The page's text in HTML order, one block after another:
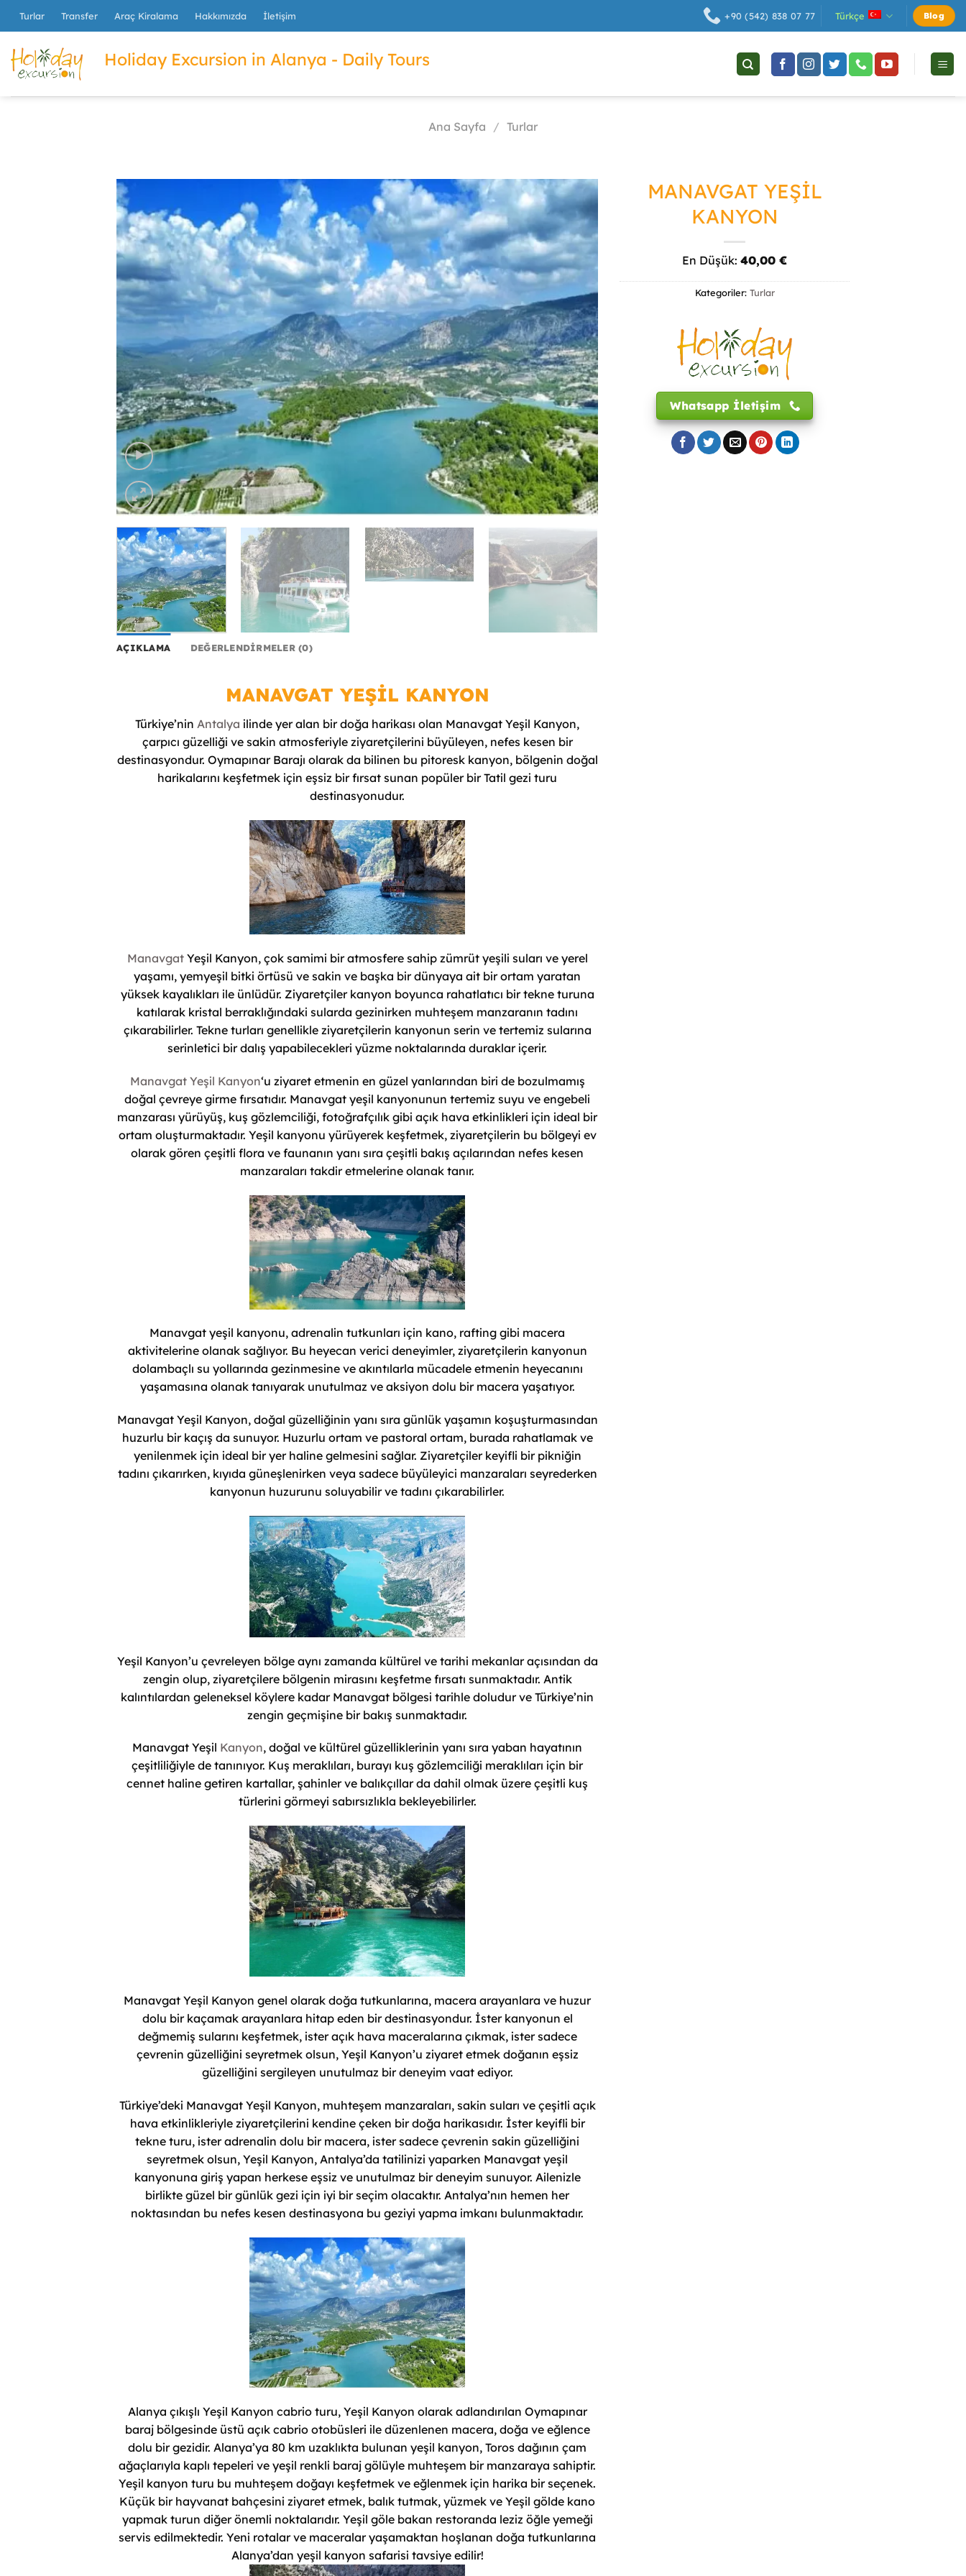
Turlar Transfer Araç Kiralama Hakkımızda İletişim +90 (542) 838 07 77 Türkçe Blog
Holiday Excursion in Alanya - Daily Tours
Ana Sayfa / Turlar
AÇIKLAMA DEĞERLENDIRMELER (0)
MANAVGAT YEŞİL KANYON
Türkiye’nin Antalya ilinde yer alan bir doğa harikası olan Manavgat Yeşil Kanyon,
çarpıcı güzelliği ve sakin atmosferiyle ziyaretçilerini büyüleyen, nefes kesen bir
destinasyondur. Oymapınar Barajı olarak da bilinen bu pitoresk kanyon, bölgenin doğal
harikalarını keşfetmek için eşsiz bir fırsat sunan popüler bir Tatil gezi turu
destinasyonudur.
ManavgatYeşil Kanyon, çok samimi bir atmosfere sahip zümrüt yeşili suları ve yerel
yaşamı, yemyeşil bitki örtüsü ve sakin ve başka bir dünyaya ait bir ortam yaratan
yüksek kayalıkları ile ünlüdür. Ziyaretçiler kanyon boyunca rahatlatıcı bir tekne turuna
katılarak kristal berraklığındaki sularda gezinirken muhteşem manzaranın tadını
çıkarabilirler. Tekne turları genellikle ziyaretçilerin kanyonun serin ve tertemiz sularına
serinletici bir dalış yapabilecekleri yüzme noktalarında duraklar içerir.
Manavgat Yeşil Kanyon‘u ziyaret etmenin en güzel yanlarından biri de bozulmamış
doğal çevreye girme fırsatıdır. Manavgat yeşil kanyonunun tertemiz suyu ve engebeli
manzarası yürüyüş, kuş gözlemciliği, fotoğrafçılık gibi açık hava etkinlikleri için ideal bir
ortam oluşturmaktadır. Yeşil kanyonu yürüyerek keşfetmek, ziyaretçilerin bu bölgeyi ev
olarak gören çeşitli flora ve faunanın yanı sıra çeşitli bakış açılarından nefes kesen
manzaraları takdir etmelerine olanak tanır.
Manavgat yeşil kanyonu, adrenalin tutkunları için kano, rafting gibi macera
aktivitelerine olanak sağlıyor. Bu heyecan verici deneyimler, ziyaretçilerin kanyonun
dolambaçlı su yollarında gezinmesine ve akıntılarla mücadele etmenin heyecanını
yaşamasına olanak tanıyarak unutulmaz ve aksiyon dolu bir macera yaşatıyor.
Manavgat Yeşil Kanyon, doğal güzelliğinin yanı sıra günlük yaşamın koşuşturmasından
huzurlu bir kaçış da sunuyor. Huzurlu ortam ve pastoral ortam, burada rahatlamak ve
yenilenmek için ideal bir yer haline gelmesini sağlar. Ziyaretçiler keyifli bir pikniğin
tadını çıkarırken, kıyıda güneşlenirken veya sadece büyüleyici manzaraları seyrederken
kanyonun huzurunu soluyabilir ve tadını çıkarabilirler.
Yeşil Kanyon’u çevreleyen bölge aynı zamanda kültürel ve tarihi mekanlar açısından da
zengin olup, ziyaretçilere bölgenin mirasını keşfetme fırsatı sunmaktadır. Antik
kalıntılardan geleneksel köylere kadar Manavgat bölgesi tarihle doludur ve Türkiye’nin
zengin geçmişine bir bakış sunmaktadır.
Manavgat Yeşil Kanyon, doğal ve kültürel güzelliklerinin yanı sıra yaban hayatının
çeşitliliğiyle de tanınıyor. Kuş meraklıları, burayı kuş gözlemciliği meraklıları için bir
cennet haline getiren kartallar, şahinler ve balıkçıllar da dahil olmak üzere çeşitli kuş
türlerini görmeyi sabırsızlıkla bekleyebilirler.
Manavgat Yeşil Kanyon genel olarak doğa tutkunlarına, macera arayanlara ve huzur
dolu bir kaçamak arayanlara hitap eden bir destinasyondur. İster kanyonun el
değmemiş sularını keşfetmek, ister açık hava maceralarına çıkmak, ister sadece
çevrenin güzelliğini seyretmek olsun, Yeşil Kanyon’u ziyaret etmek doğanın eşsiz
güzelliğini sergileyen unutulmaz bir deneyim vaat ediyor.
Türkiye’deki Manavgat Yeşil Kanyon, muhteşem manzaraları, sakin suları ve çeşitli açık
hava etkinlikleriyle ziyaretçilerini kendine çeken bir doğa harikasıdır. İster keyifli bir
tekne turu, ister adrenalin dolu bir macera, ister sadece çevrenin sakin güzelliğini
seyretmek olsun, Yeşil Kanyon, Antalya’da tatilinizi yaparken Manavgat yeşil
kanyonuna giriş yapan herkese eşsiz ve unutulmaz bir deneyim sunuyor. Ailenizle
birlikte güzel bir günlük gezi için iyi bir seçim olacaktır. Antalya’nın hemen her
noktasından bu nefes kesen destinasyona bu geziyi yapma imkanı bulunmaktadır.
Alanya çıkışlı Yeşil Kanyon cabrio turu, Yeşil Kanyon olarak adlandırılan Oymapınar
baraj bölgesinde üstü açık cabrio otobüsleri ile düzenlenen macera, doğa ve eğlence
dolu bir gezidir. Alanya’ya 80 km uzaklıkta bulunan yeşil kanyon, Toros dağının çam
ağaçlarıyla kaplı tepeleri ve yeşil renkli baraj gölüyle muhteşem bir manzaraya sahiptir.
Yeşil kanyon turu bu muhteşem doğayı keşfetmek ve eğlenmek için harika bir seçenek.
Küçük bir hayvanat bahçesini ziyaret etmek, balık tutmak, yüzmek ve Yeşil gölde kano
yapmak turun diğer önemli noktalarıdır. Yeşil göle bakan restoranda leziz öğle yemeği
servis edilmektedir. Yeni rotalar ve maceralar yaşamaktan hoşlanan doğa tutkunlarına
Alanya’dan yeşil kanyon safarisi tavsiye edilir!
MANAVGAT YEŞİL
KANYON
En Düşük: 40,00 €
Kategoriler: Turlar
Whatsapp İletişim